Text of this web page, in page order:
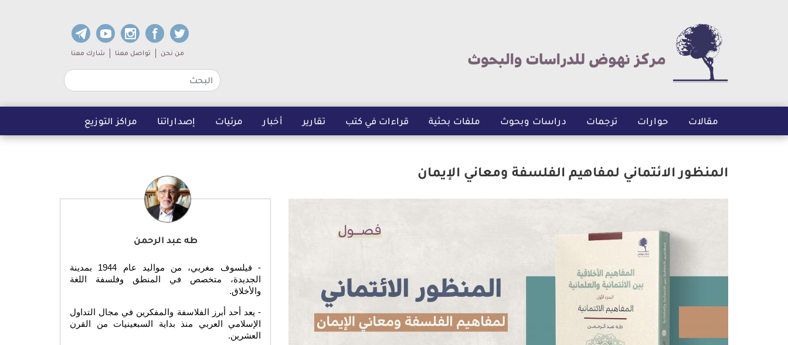
Sub navigation
من نحن تواصل معنا شارك معنا
مقالات حوارات ترجمات دراسات وبحوث ملفات بحثية قراءات في كتب تقارير أخبار مرئيات إصداراتنا مراكز التوزيع
المنظور الائتماني لمفاهيم الفلسفة ومعاني الإيمان
طه عبد الرحمن
والأخلاق.
العشرين.